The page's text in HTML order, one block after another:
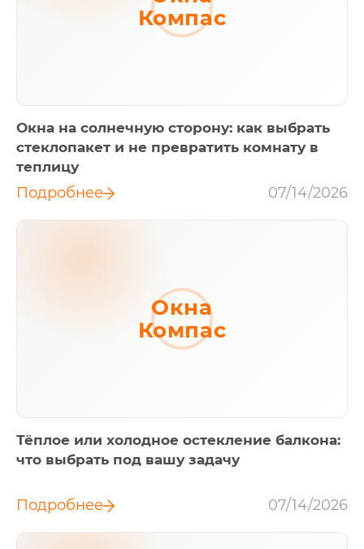
Компас
Окна на солнечную сторону: как выбрать
стеклопакет и не превратить комнату в
теплицу
Подробнее 07/14/2026
Окна
Компас
Тёплое или холодное остекление балкона:
что выбрать под вашу задачу
Подробнее 07/14/2026